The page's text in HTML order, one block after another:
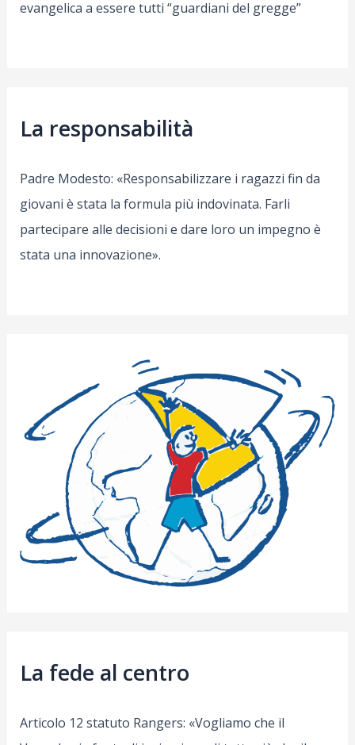
evangelica a essere tutti “guardiani del gregge”
La responsabilità
Padre Modesto: «Responsabilizzare i ragazzi fin da
giovani è stata la formula più indovinata. Farli
partecipare alle decisioni e dare loro un impegno è
stata una innovazione».
La fede al centro
Articolo 12 statuto Rangers: «Vogliamo che il